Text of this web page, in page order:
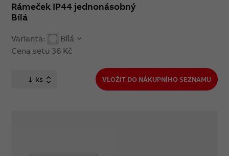
Rámeček IP44 jednonásobný
Bílá
Varianta:
Bílá
Cena setu 36 Kč
ks VLOŽIT DO NÁKUPNÍHO SEZNAMU